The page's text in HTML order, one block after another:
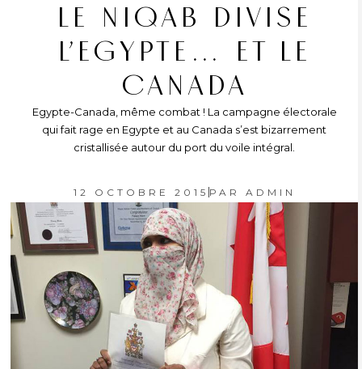
LE NIQAB DIVISE
L’EGYPTE… ET LE
CANADA
Egypte-Canada, même combat ! La campagne électorale
qui fait rage en Egypte et au Canada s’est bizarrement
cristallisée autour du port du voile intégral.
12 OCTOBRE 2015 PAR ADMIN